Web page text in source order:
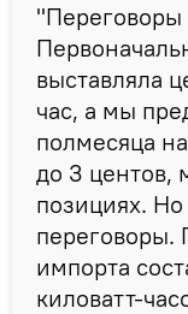
выставляла
час, а мы
полмесяца
до 3 центов,
позициях. Но
импорта
киловатт-